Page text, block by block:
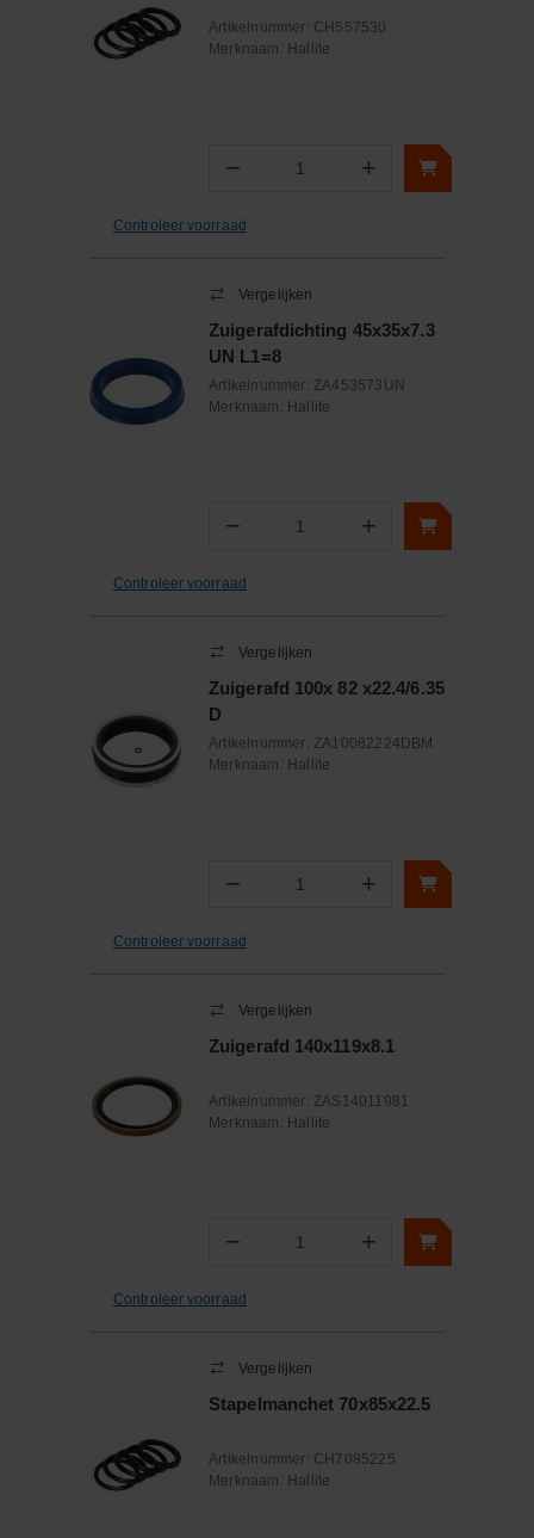
Artikelnummer: CH557530
Merknaam: Hallite
− Aantal +
Controleer voorraad
Vergelijken
Zuigerafdichting 45x35x7.3
UN L1=8
Artikelnummer: ZA453573UN
Merknaam: Hallite
− Aantal +
Controleer voorraad
Vergelijken
Zuigerafd 100x 82 x22.4/6.35
D
Artikelnummer: ZA10082224DBM
Merknaam: Hallite
− Aantal +
Controleer voorraad
Vergelijken
Zuigerafd 140x119x8.1
Artikelnummer: ZAS14011981
Merknaam: Hallite
− Aantal +
Controleer voorraad
Vergelijken
Stapelmanchet 70x85x22.5
Artikelnummer: CH7085225
Merknaam: Hallite